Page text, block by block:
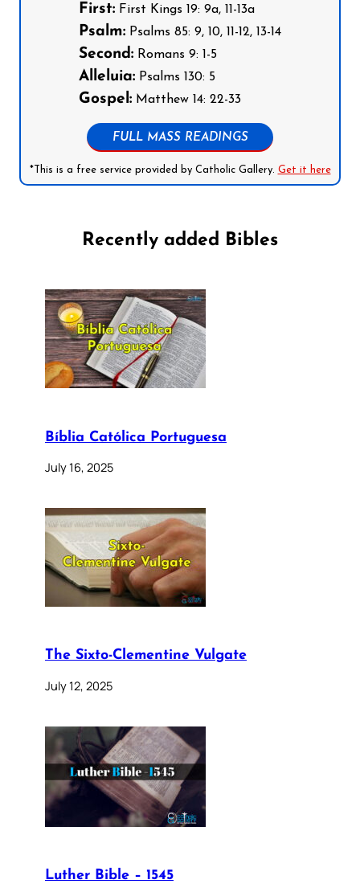
First: First Kings 19: 9a, 11-13a
Psalm: Psalms 85: 9, 10, 11-12, 13-14
Second: Romans 9: 1-5
Alleluia: Psalms 130: 5
Gospel: Matthew 14: 22-33
FULL MASS READINGS
*This is a free service provided by Catholic Gallery. Get it here
Recently added Bibles
Bíblia Católica Portuguesa
July 16, 2025
The Sixto-Clementine Vulgate
July 12, 2025
Luther Bible – 1545